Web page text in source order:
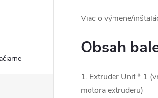
Viac o výmene/
Obsah
1. Extruder Unit * 1
motora extruderu)